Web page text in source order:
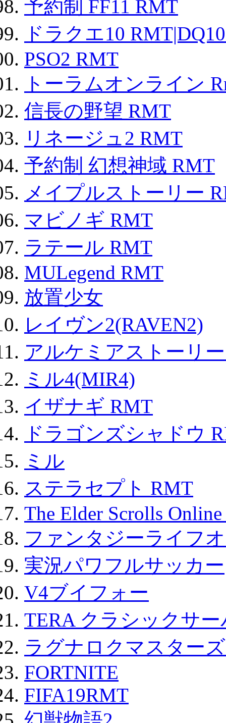
予約制 FF11 RMT
ドラクエ10
PSO2 RMT
トーラムオンライン
信長の野望 RMT
リネージュ2 RMT
予約制 幻想神域 RMT
メイプルストーリー
マビノギ RMT
ラテール RMT
MULegend RMT
放置少女
レイヴン2(RAVEN2)
アルケミアストーリ
ミル4(MIR4)
イザナギ RMT
ドラゴンズシャドウ
ミル
ステラセプト RMT
The Elder Scrolls
ファンタジーライフ
実況パワフルサッカー
V4ブイフォー
TERA クラシックサ
ラグナロクマスター
FORTNITE
FIFA19RMT